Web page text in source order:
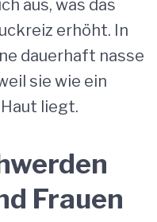
aus, was das
erhöht. In
dauerhaft nasse
sie wie ein
liegt.
Frauen